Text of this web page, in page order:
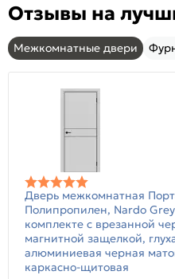
Отзывы на
Межкомнатные двери
Дверь межкомнатная
Полипропилен, Nardo
комплекте с врезанной
магнитной защелкой,
алюминиевая черная
каркасно-щитовая